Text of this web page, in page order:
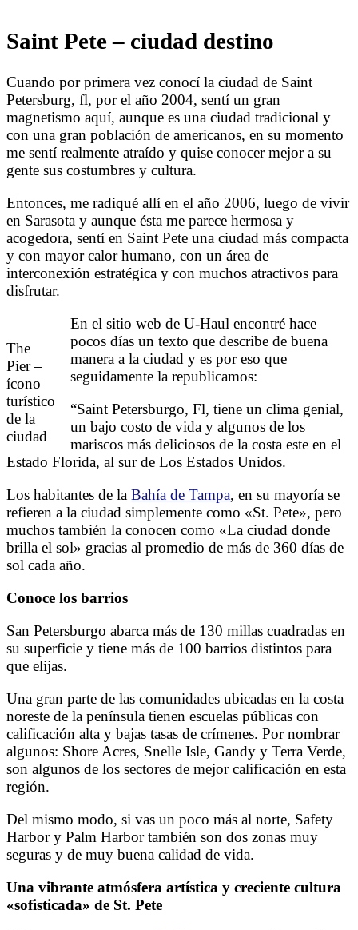
Saint Pete – ciudad destino
Cuando por primera vez conocí la ciudad de Saint
Petersburg, fl, por el año 2004, sentí un gran
magnetismo aquí, aunque es una ciudad tradicional y
con una gran población de americanos, en su momento
me sentí realmente atraído y quise conocer mejor a su
gente sus costumbres y cultura.
Entonces, me radiqué allí en el año 2006, luego de vivir
en Sarasota y aunque ésta me parece hermosa y
acogedora, sentí en Saint Pete una ciudad más compacta
y con mayor calor humano, con un área de
interconexión estratégica y con muchos atractivos para
disfrutar.
The
Pier –
ícono
turístico
de la
ciudad
En el sitio web de U-Haul encontré hace
pocos días un texto que describe de buena
manera a la ciudad y es por eso que
seguidamente la republicamos:
“Saint Petersburgo, Fl, tiene un clima genial,
un bajo costo de vida y algunos de los
mariscos más deliciosos de la costa este en el
Estado Florida, al sur de Los Estados Unidos.
Los habitantes de la Bahía de Tampa, en su mayoría se
refieren a la ciudad simplemente como «St. Pete», pero
muchos también la conocen como «La ciudad donde
brilla el sol» gracias al promedio de más de 360 días de
sol cada año.
Conoce los barrios
San Petersburgo abarca más de 130 millas cuadradas en
su superficie y tiene más de 100 barrios distintos para
que elijas.
Una gran parte de las comunidades ubicadas en la costa
noreste de la península tienen escuelas públicas con
calificación alta y bajas tasas de crímenes. Por nombrar
algunos: Shore Acres, Snelle Isle, Gandy y Terra Verde,
son algunos de los sectores de mejor calificación en esta
región.
Del mismo modo, si vas un poco más al norte, Safety
Harbor y Palm Harbor también son dos zonas muy
seguras y de muy buena calidad de vida.
Una vibrante atmósfera artística y creciente cultura
«sofisticada» de St. Pete